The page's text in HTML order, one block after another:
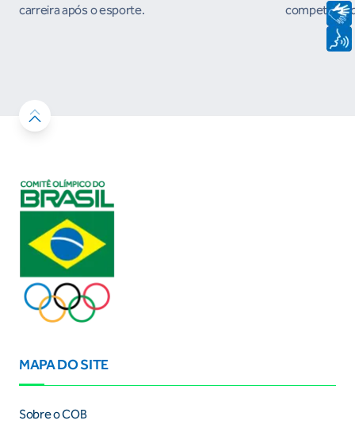
carreira após o esporte.
competição
em prêmios
MAPA DO SITE
Sobre o COB